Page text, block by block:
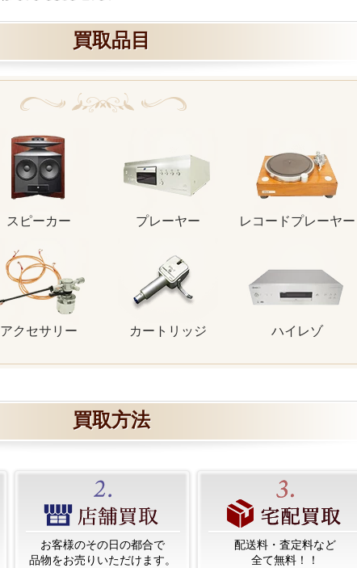
買取品目
スピーカー プレーヤー レコードプレーヤー
アクセサリー カートリッジ ハイレゾ
買取方法
お客様のその日の都合で
品物をお売りいただけます。
配送料・査定料など
全て無料！！